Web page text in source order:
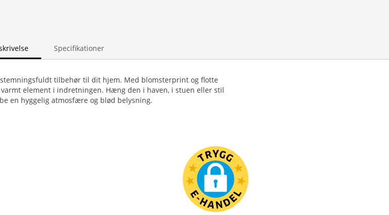
Specifikationer
tilbehør til dit hjem. Med blomsterprint og flotte
element i indretningen. Hæng den i haven, i stuen eller stil
en hyggelig atmosfære og blød belysning.